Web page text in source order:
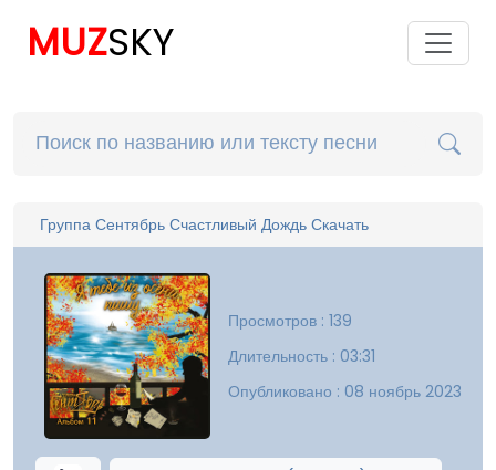
MUZSKY
Группа Сентябрь Счастливый Дождь Скачать
Просмотров : 139
Длительность : 03:31
Опубликовано : 08 ноябрь 2023